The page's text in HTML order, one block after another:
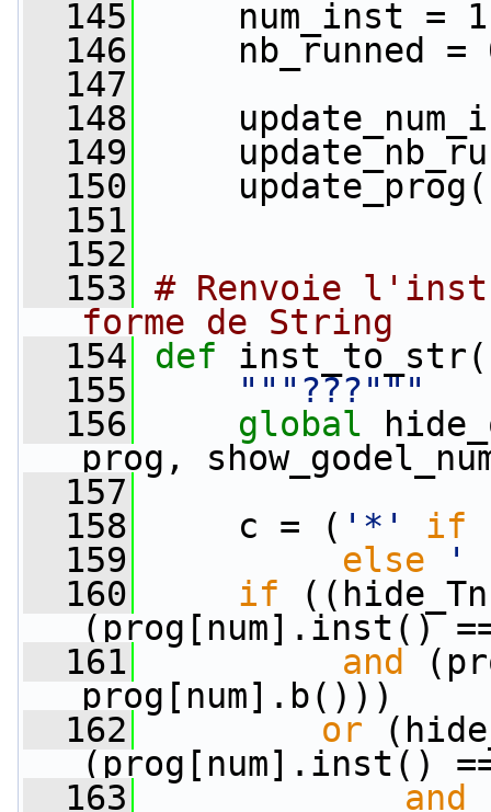
  145
num_inst = 1
  146
nb_runned =
  147
  148
  149
  150
  151
  152
  153
# Renvoie
forme de String
  154
def
  155
"""???"""
  156
global
prog,
  157
  158
c = ( '*' if
  159
else
'
  160
if
(prog[num].inst()
  161
and
prog[num].b()))
  162
or
(prog[num].inst()
  163
and